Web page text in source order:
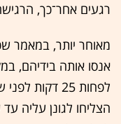
רגעים אחר־כך,
מאוחר יותר, במאמר
אנסו אותה בידיהם,
לפחות 25
הצליחו לגונן עליה